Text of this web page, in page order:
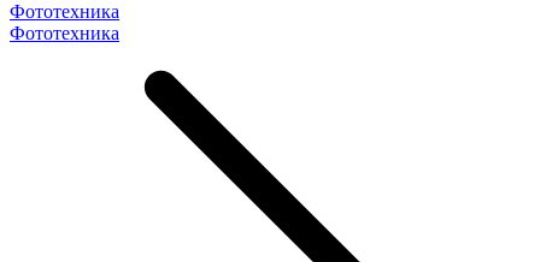
Фототехника
Фототехника